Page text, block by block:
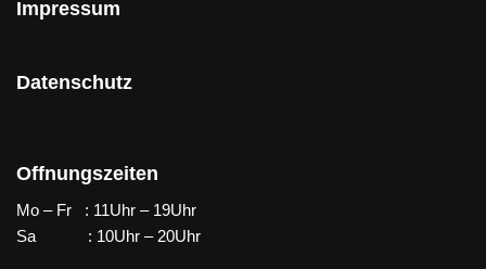
Impressum
Datenschutz
Offnungszeiten
Mo – Fr : 11Uhr – 19Uhr
Sa : 10Uhr – 20Uhr